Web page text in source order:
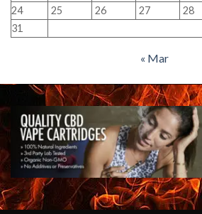
24
25 26 27 28
31
« Mar